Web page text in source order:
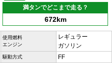
満タンでどこまで走る？
672km
使用燃料
エンジン
レギュラー
ガソリン
駆動方式 FF